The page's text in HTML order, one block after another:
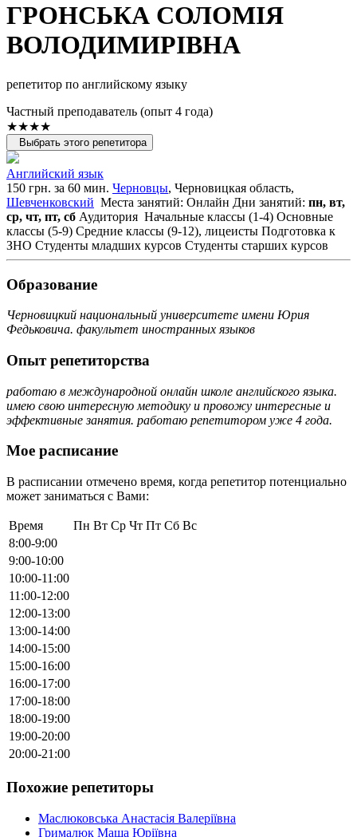
ГРОНСЬКА СОЛОМІЯ
ВОЛОДИМИРІВНА
репетитор по английскому языку
Частный преподаватель (опыт 4 года)
★★★★
Выбрать этого репетитора
Английский язык
150 грн. за 60 мин. Черновцы, Черновицкая область,
Шевченковский Места занятий: Онлайн Дни занятий: пн, вт,
ср, чт, пт, сб Аудитория Начальные классы (1-4) Основные
классы (5-9) Средние классы (9-12), лицеисты Подготовка к
ЗНО Студенты младших курсов Студенты старших курсов
Образование
Черновицкий национальный университете имени Юрия
Федьковича. факультет иностранных языков
Опыт репетиторства
работаю в международной онлайн школе английского языка.
имею свою интересную методику и провожу интересные и
эффективные занятия. работаю репетитором уже 4 года.
Мое расписание
В расписании отмечено время, когда репетитор потенциально
может заниматься с Вами:
Время Пн Вт Ср Чт Пт Сб Вс
8:00-9:00
9:00-10:00
10:00-11:00
11:00-12:00
12:00-13:00
13:00-14:00
14:00-15:00
15:00-16:00
16:00-17:00
17:00-18:00
18:00-19:00
19:00-20:00
20:00-21:00
Похожие репетиторы
Маслюковська Анастасія Валеріївна
Грималюк Маша Юріївна